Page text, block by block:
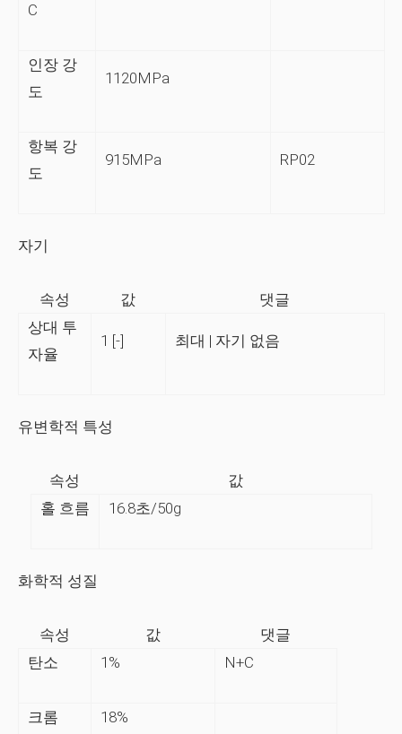
C
인장 강
도
1120MPa
항복 강
도
915MPa RP02
자기
속성 값
댓글
상대 투
자율
1 [-] 최대 | 자기 없음
유변학적 특성
속성
값
홀 흐름
16.8초/50g
화학적 성질
속성 값
댓글
탄소
1% N+C
크롬 18%